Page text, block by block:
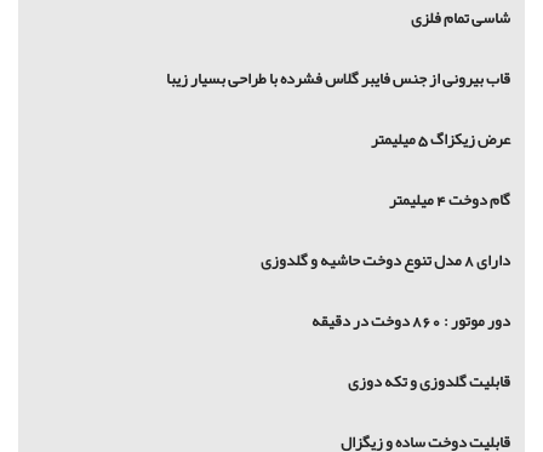
شاسی تمام فلزی
قاب بیرونی از جنس فایبر گلاس فشرده با طراحی بسیار زیبا
عرض زیکزاگ 5 میلیمتر
گام دوخت 4 میلیمتر
دارای 8 مدل تنوع دوخت حاشیه و گلدوزی
دور موتور : 860 دوخت در دقیقه
قابلیت گلدوزی و تکه دوزی
قابلیت دوخت ساده و زیگزال